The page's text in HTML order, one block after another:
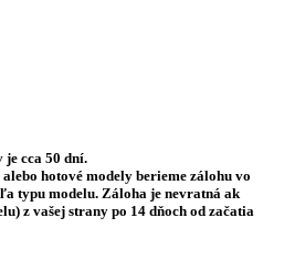
je cca 50 dní.
hotové modely berieme zálohu vo
typu modelu. Záloha je nevratná ak
z vašej strany po 14 dňoch od začatia